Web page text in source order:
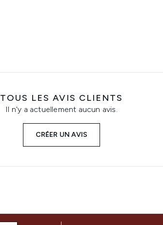
TOUS LES AVIS CLIENTS
Il n'y a actuellement aucun avis.
CRÉER UN AVIS